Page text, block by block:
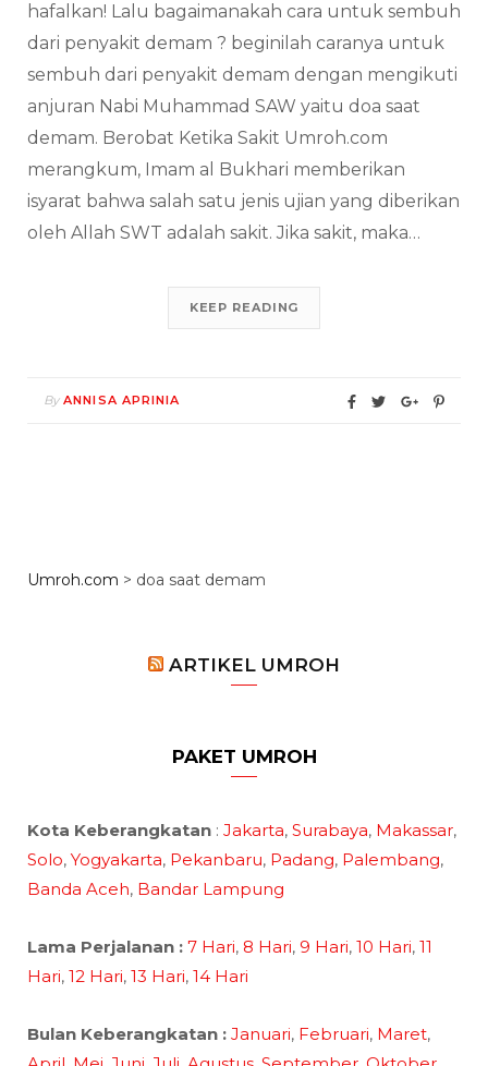
hafalkan! Lalu bagaimanakah cara untuk sembuh
dari penyakit demam ? beginilah caranya untuk
sembuh dari penyakit demam dengan mengikuti
anjuran Nabi Muhammad SAW yaitu doa saat
demam. Berobat Ketika Sakit Umroh.com
merangkum, Imam al Bukhari memberikan
isyarat bahwa salah satu jenis ujian yang diberikan
oleh Allah SWT adalah sakit. Jika sakit, maka…
KEEP READING
By ANNISA APRINIA
Umroh.com > doa saat demam
ARTIKEL UMROH
PAKET UMROH
Kota Keberangkatan : Jakarta, Surabaya, Makassar,
Solo, Yogyakarta, Pekanbaru, Padang, Palembang,
Banda Aceh, Bandar Lampung
Lama Perjalanan : 7 Hari, 8 Hari, 9 Hari, 10 Hari, 11
Hari, 12 Hari, 13 Hari, 14 Hari
Bulan Keberangkatan : Januari, Februari, Maret,